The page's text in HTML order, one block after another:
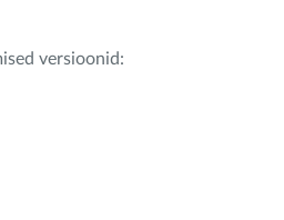
versioonid: